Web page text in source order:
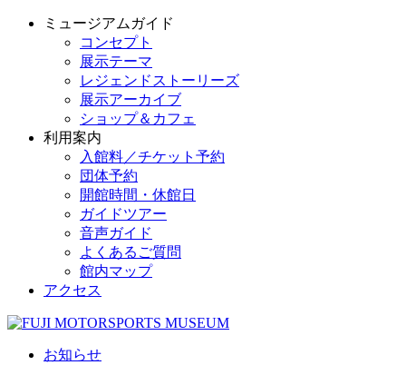
ミュージアムガイド
コンセプト
展示テーマ
レジェンドストーリーズ
展示アーカイブ
ショップ＆カフェ
利用案内
入館料／チケット予約
団体予約
開館時間・休館日
ガイドツアー
音声ガイド
よくあるご質問
館内マップ
アクセス
お知らせ